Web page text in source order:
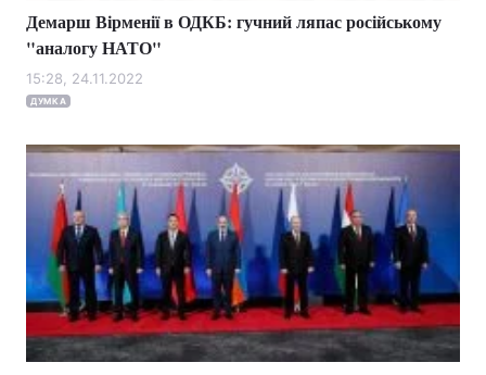
Демарш Вірменії в ОДКБ: гучний ляпас російському
"аналогу НАТО"
15:28, 24.11.2022
ДУМКА